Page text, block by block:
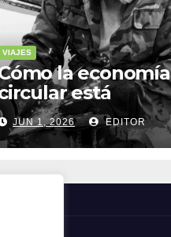
VIAJES
la economía
está
la
sostenible
JUN 1, 2026 EDITOR